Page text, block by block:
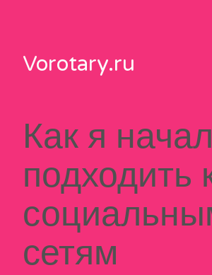
contentVorotary.ru
Как я начал
подходить
сетям